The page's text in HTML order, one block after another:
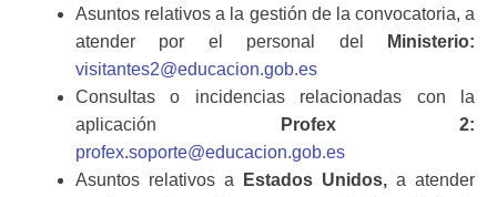
Asuntos relativos a la gestión de la convocatoria, a
atender por el personal del
Ministerio:
visitantes2@educacion.gob.es
Consultas o incidencias relacionadas con la
aplicación
Profex 2:
profex.soporte@educacion.gob.es
Asuntos relativos a
Estados Unidos, a atender